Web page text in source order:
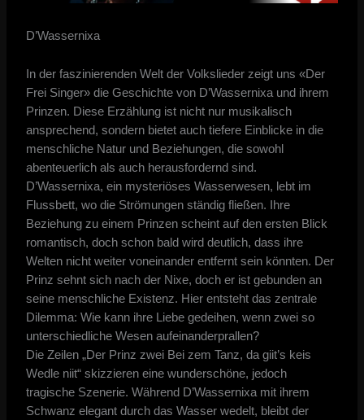
D’Wassernixa
In der faszinierenden Welt der Volkslieder zeigt uns «Der
Frei Singer» die Geschichte von D’Wassernixa und ihrem
Prinzen. Diese Erzählung ist nicht nur musikalisch
ansprechend, sondern bietet auch tiefere Einblicke in die
menschliche Natur und Beziehungen, die sowohl
abenteuerlich als auch herausfordernd sind.
D’Wassernixa, ein mysteriöses Wasserwesen, lebt im
Flussbett, wo die Strömungen ständig fließen. Ihre
Beziehung zu einem Prinzen scheint auf den ersten Blick
romantisch, doch schon bald wird deutlich, dass ihre
Welten nicht weiter voneinander entfernt sein könnten. Der
Prinz sehnt sich nach der Nixe, doch er ist gebunden an
seine menschliche Existenz. Hier entsteht das zentrale
Dilemma: Wie kann ihre Liebe gedeihen, wenn zwei so
unterschiedliche Wesen aufeinanderprallen?
Die Zeilen „Der Prinz zwei Bei zem Tanz, da giit’s keis
Wedle niit“ skizzieren eine wunderschöne, jedoch
tragische Szenerie. Während D’Wassernixa mit ihrem
Schwanz elegant durch das Wasser wedelt, bleibt der